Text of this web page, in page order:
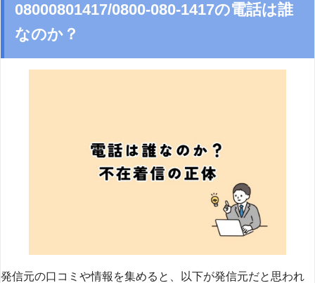
08000801417/0800-080-1417の電話は誰
なのか？
発信元の口コミや情報を集めると、以下が発信元だと思われ